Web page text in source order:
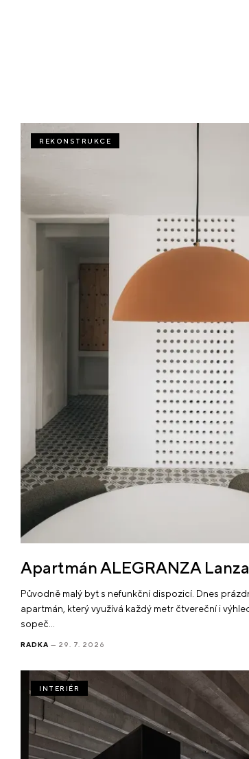
REKONSTRUKCE
Apartmán ALEGRANZA
Původně malý byt s nefunkční dispozicí. Dnes
apartmán, který využívá každý metr čtvereční i
sopeč…
RADKA — 29. 7. 2026
INTERIÉR